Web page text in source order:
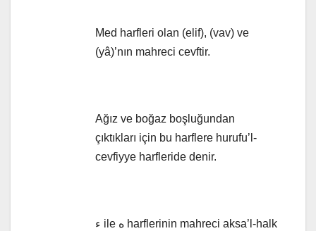
Med harfleri olan (elif), (vav) ve
(yâ)’nın mahreci cevftir.
Ağız ve boğaz boşluğundan
çıktıkları için bu harflere hurufu’l-
cevfiyye harfleride denir.
ء ile ه harflerinin mahreci aksa’l-halk